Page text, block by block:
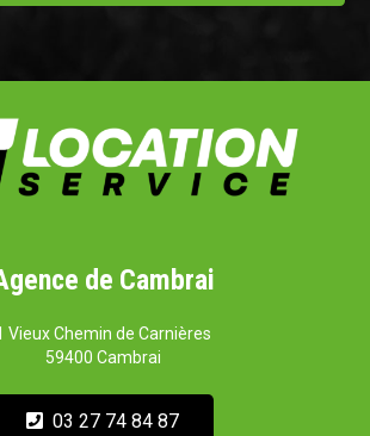
de Cambrai
Vieux Chemin de Carnières
59400 Cambrai
03 27 74 84 87